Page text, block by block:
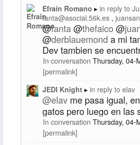
Efrain Romano in reply to
fanta@asocial.56k.es
@fanta@thefaico@
@derblauemond a mi
Dev tambien se
In conversation Thursday, 04-
permalink
JEDI Knight in reply to elav
@elav me pasa igual,
gatos pero luego en las
In conversation Thursday, 04-
permalink